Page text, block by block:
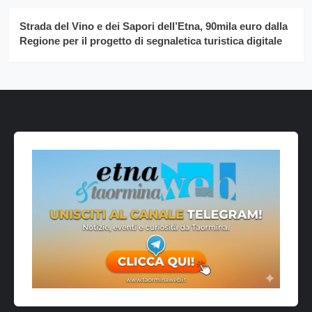
Strada del Vino e dei Sapori dell’Etna, 90mila euro dalla
Regione per il progetto di segnaletica turistica digitale